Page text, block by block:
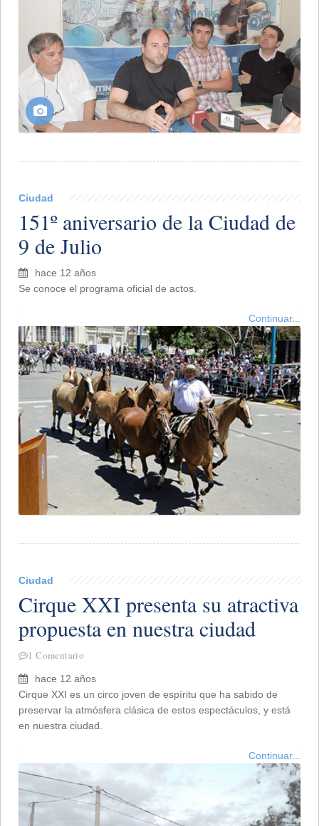
Ciudad
151º aniversario de la Ciudad de
9 de Julio
hace 12 años
Se conoce el programa oficial de actos.
Continuar...
Ciudad
Cirque XXI presenta su atractiva
propuesta en nuestra ciudad
1 Comentario
hace 12 años
Cirque XXI es un circo joven de espíritu que ha sabido de
preservar la atmósfera clásica de estos espectáculos, y está
en nuestra ciudad.
Continuar...